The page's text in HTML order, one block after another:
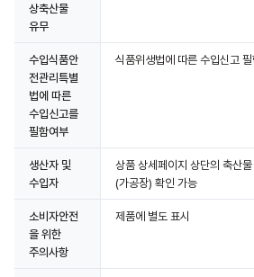
상축산물
유무
수입식품안
전관리특별
법에 따른
수입신고를
필함여부
식품위생법에 따른 수입신고
생산자 및
수입자
상품 상세페이지 상단의 축산
(가공장) 확인 가능
소비자안전
을 위한
주의사항
제품에 별도 표시